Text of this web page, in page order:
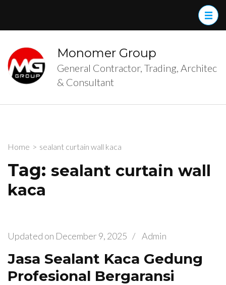
(Press
Enter)
Monomer Group
General Contractor, Trading, Architec
& Consultant
Home > sealant curtain wall kaca
Tag: sealant curtain wall
kaca
Updated on December 9, 2025 / Admin
Jasa Sealant Kaca Gedung
Profesional Bergaransi